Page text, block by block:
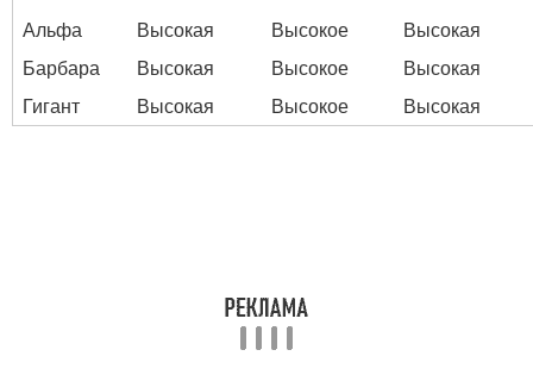
Альфа
Высокая Высокое
Высокая
Барбара
Высокая Высокое
Высокая
Гигант
Высокая Высокое Высокая